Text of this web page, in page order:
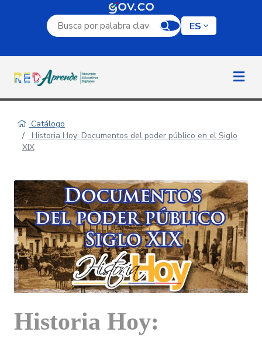
Campo de búsqueda por palabra clave
ES
Catálogo
Historia Hoy: Documentos del poder público en el Siglo
XIX
Historia Hoy: